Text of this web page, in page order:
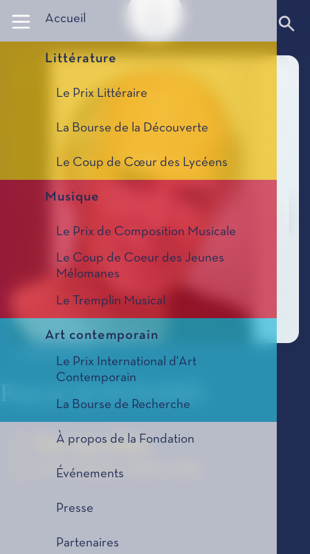
Accueil
Littérature
Le Prix Littéraire
La Bourse de la Découverte
Le Coup de Cœur des Lycéens
Musique
Le Prix de Composition Musicale
Le Coup de Coeur des Jeunes
Mélomanes
Le Tremplin Musical
Art contemporain
Le Prix International d'Art
Contemporain
La Bourse de Recherche
À propos de la Fondation
Événements
Presse
Partenaires
Pascal QUIGNARD
Vie secrète
Le Prix Littéraire, édition 2000